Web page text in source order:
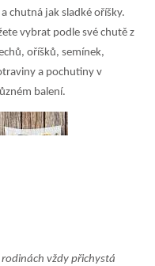
chutná jak sladké oříšky.
vybrat podle své chutě z
oříšků, semínek,
a pochutiny v
balení.
rodinách vždy přichystá